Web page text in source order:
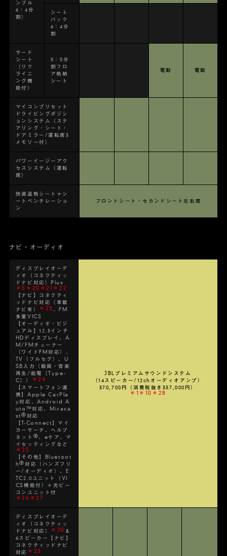
ンブル
6：4分
割）
シート
バック
6：4分
割
サード
シート
（リク
ライニ
ング機
能付）
5：5分
割フロ
ア格納
シート
電動 電動
マイコンプリセット
ドライビングポジシ
ョンシステム（ステ
アリング・シート・
ドアミラー/運転席3
メモリー付）
パワーイージーアク
セスシステム（運転
席）
快適温熱シート＋シ
ートベンチレーショ
ン
フロントシート・セカンドシート左右席
ナビ・オーディオ
ディスプレイオーデ
ィオ（コネクティッ
ドナビ対応）Plus
＊5＊20＊21＊22
【ナビ】コネクティ
ッドナビ対応（車載
ナビ有）
＊23 、FM
多重VICS
【オーディオ・ビジ
ュアル】12.3インチ
HDディスプレイ、A
M/FMチューナー
（ワイドFM対応）、
TV（フルセグ）、U
SB入力（動画・音楽
再生/給電［Type-
C］）
＊24
【スマートフォン連
携】Apple CarPla
y対応、Android A
uto™対応、Miraca
st®対応
【T-Connect】マイ
カーサーチ、ヘルプ
ネット ®、eケア、マ
イセッティングなど
＊25
【その他】Bluetoot
h®対応（ハンズフリ
ー/オーディオ）、E
TC2.0ユニット（VI
CS機能付）＋光ビー
コンユニット付
＊26＊27
JBLプレミアムサウンドシステム
（14スピーカー/12chオーディオアンプ）
370,700円（消費税抜き337,000円）
＊1＊10＊28
ディスプレイオーデ
ィオ（コネクティッ
ドナビ対応）
＊20 ＆
6スピーカー【ナビ】
コネクティッドナビ
対応 ＊23